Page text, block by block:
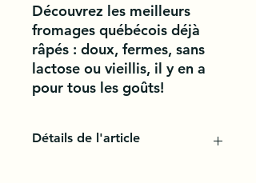
Découvrez les meilleurs
fromages québécois déjà
râpés : doux, fermes, sans
lactose ou vieillis, il y en a
pour tous les goûts!
Détails de l'article